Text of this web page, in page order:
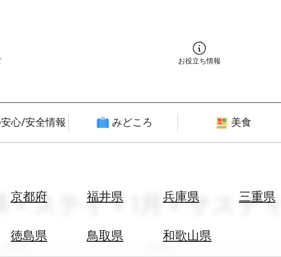
お役立ち情報
心/安全情報 みどころ 美食
京都府 福井県 兵庫県 三重県
徳島県 鳥取県 和歌山県
× ステイ × 1月 × サステ